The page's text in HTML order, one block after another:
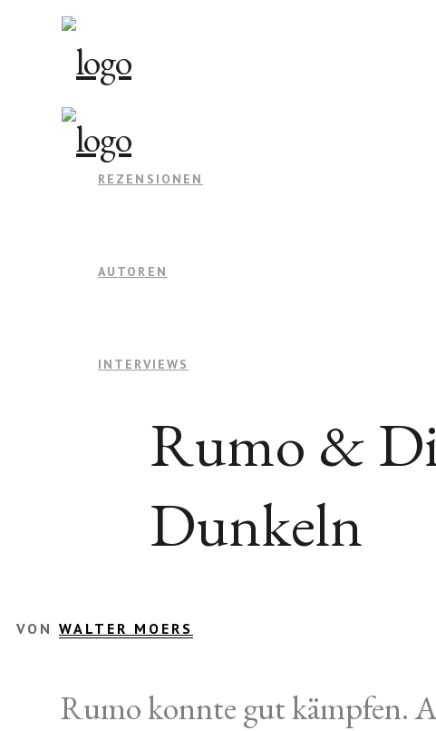
REZENSIONEN
AUTOREN
INTERVIEWS
Rumo &
Dunkeln
VON WALTER MOERS
Rumo konnte gut kämpfen.